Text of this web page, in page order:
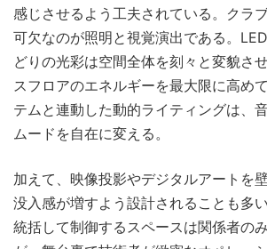
感じさせるよう工夫されている。クラ
可欠なのが照明と視覚演出である。
どりの光彩は空間全体を刻々と変貌さ
スフロアのエネルギーを最大限に高め
テムと連動した動的ライティングは、
ムードを自在に変える。
加えて、映像投影やデジタルアートを
没入感が増すよう設計されることも多
統括して制御するスペースは関係者の